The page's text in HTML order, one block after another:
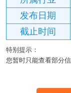
发布日期
截止时间
特别提示：
您暂时只能查看部分